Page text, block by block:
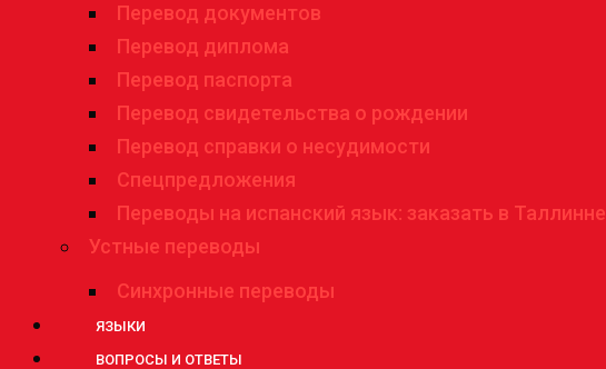
Перевод документов
Перевод диплома
Перевод паспорта
Перевод свидетельства о рождении
Перевод справки о несудимости
Спецпредложения
Переводы на испанский язык: заказать в Таллинне
Устные переводы
Синхронные переводы
ЯЗЫКИ
ВОПРОСЫ И ОТВЕТЫ